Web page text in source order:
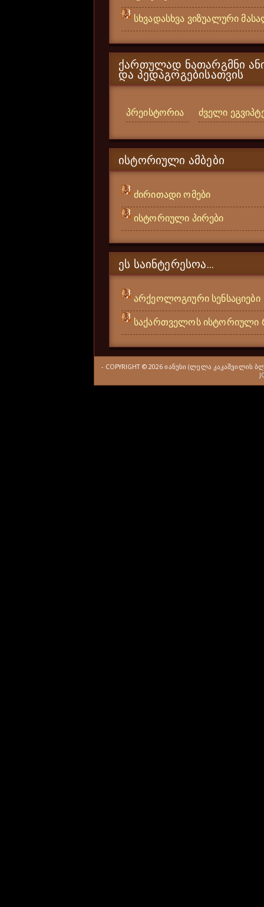
სხვადასხვა ვიზუალური
ᲥᲐᲠᲗᲣᲚᲐᲓ ᲜᲐᲗᲐᲠᲒᲛᲜᲘ
ᲓᲐ ᲞᲔᲓᲐᲒᲝᲒᲔᲑᲘᲡᲐᲗᲕᲘᲡ
პრეისტორია ძველი
ᲘᲡᲢᲝᲠᲘᲣᲚᲘ ᲐᲛᲑᲔᲑᲘ
ძირითადი ომები
ისტორიული პირები
ᲔᲡ ᲡᲐᲘᲜᲢᲔᲠᲔᲡᲝᲐ...
არქეოლოგიური სენსაციები
საქართველოს ისტორიული
- COPYRIGHT © 2026ᲘᲐᲜᲣᲡᲘ (ᲚᲔᲚᲐ ᲙᲐᲙᲐᲨᲕᲘᲚᲘᲡ